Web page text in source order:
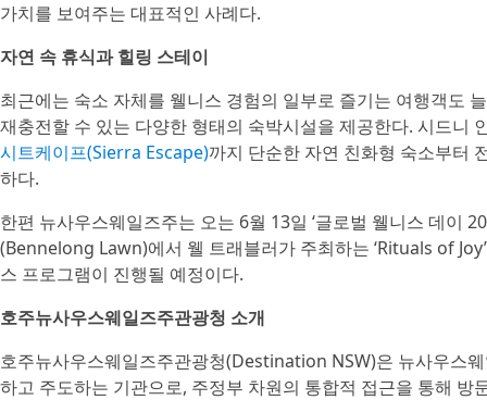
가치를 보여주는 대표적인 사례다.
자연 속 휴식과 힐링 스테이
최근에는 숙소 자체를 웰니스 경험의 일부로 즐기는 여행객도
재충전할 수 있는 다양한 형태의 숙박시설을 제공한다. 시드니
시트케이프(Sierra Escape)까지 단순한 자연 친화형 숙소부터
하다.
한편 뉴사우스웨일즈주는 오는 6월 13일 ‘글로벌 웰니스 데이
(Bennelong Lawn)에서 웰 트래블러가 주최하는 ‘Rituals of
스 프로그램이 진행될 예정이다.
호주뉴사우스웨일즈주관광청 소개
호주뉴사우스웨일즈주관광청(Destination NSW)은 뉴사우스
하고 주도하는 기관으로, 주정부 차원의 통합적 접근을 통해